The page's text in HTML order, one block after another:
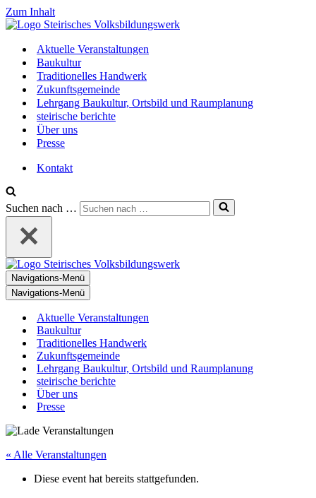
Zum Inhalt
Aktuelle Veranstaltungen
Baukultur
Traditionelles Handwerk
Zukunftsgemeinde
Lehrgang Baukultur, Ortsbild und Raumplanung
steirische berichte
Über uns
Presse
Kontakt
Suchen nach …
Navigations-Menü
Navigations-Menü
Aktuelle Veranstaltungen
Baukultur
Traditionelles Handwerk
Zukunftsgemeinde
Lehrgang Baukultur, Ortsbild und Raumplanung
steirische berichte
Über uns
Presse
« Alle Veranstaltungen
Diese event hat bereits stattgefunden.